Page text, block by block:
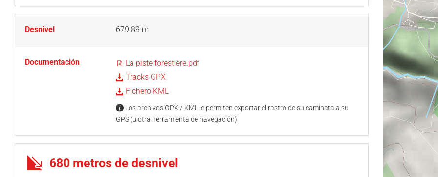
Desnivel 679.89 m
Documentación
La piste forestière.pdf
Tracks GPX
Fichero KML
Los archivos GPX / KML le permiten exportar el rastro de su caminata a su
GPS (u otra herramienta de navegación)
680 metros de desnivel